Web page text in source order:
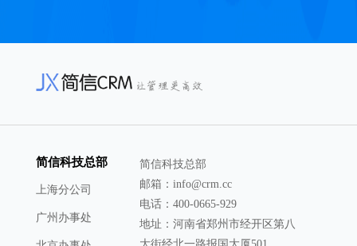
简信科技总部
上海分公司
广州办事处
简信科技总部
邮箱：info@crm.cc
电话：400-0665-929
地址：河南省郑州市经开区第八